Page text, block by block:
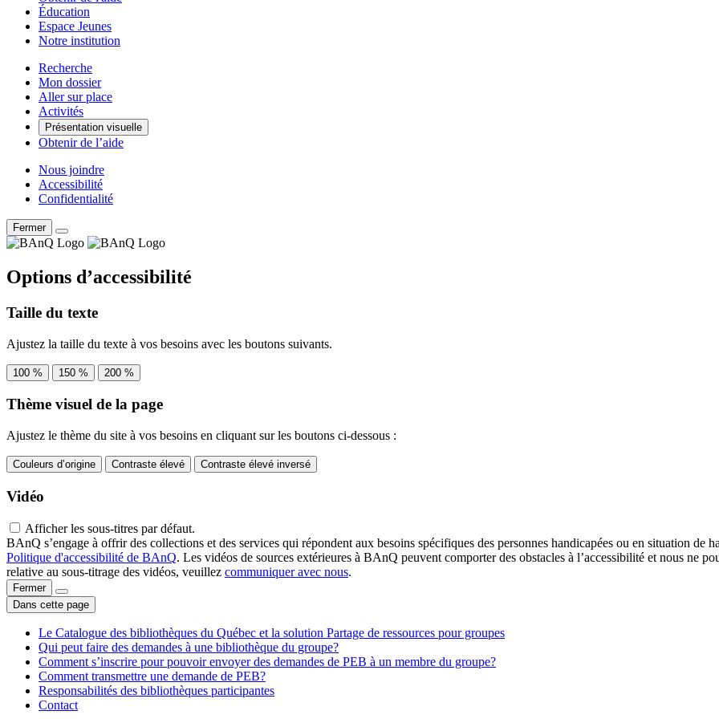
Éducation
Espace Jeunes
Notre institution
Recherche
Mon dossier
Aller sur place
Activités
Présentation visuelle
Obtenir de l’aide
Nous joindre
Accessibilité
Confidentialité
Fermer
Options d’accessibilité
Taille du texte
Ajustez la taille du texte à vos besoins avec les boutons suivants.
100 % 150 % 200 %
Thème visuel de la page
Ajustez le thème du site à vos besoins en cliquant sur les boutons ci-dessous :
Couleurs d’origine Contraste élevé Contraste élevé inversé
Vidéo
Afficher les sous-titres par défaut.
BAnQ s’engage à offrir des collections et des services qui répondent aux besoins spécifiques des personnes handicapées ou en situation de
Politique d'accessibilité de BAnQ. Les vidéos de sources extérieures à BAnQ peuvent comporter des obstacles à l’accessibilité et nous ne
relative au sous-titrage des vidéos, veuillez communiquer avec nous.
Fermer
Dans cette page
Le Catalogue des bibliothèques du Québec et la solution Partage de ressources pour groupes
Qui peut faire des demandes à une bibliothèque du groupe?
Comment s’inscrire pour pouvoir envoyer des demandes de PEB à un membre du groupe?
Comment transmettre une demande de PEB?
Responsabilités des bibliothèques participantes
Contact